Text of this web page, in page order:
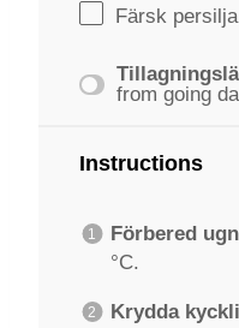
Färsk
from going
Instructions
Förbered
°C.
Krydda